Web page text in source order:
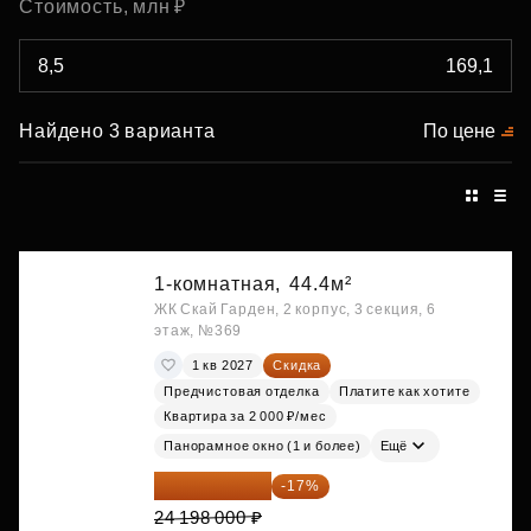
Стоимость, млн ₽
Найдено 3 варианта По цене
1-комнатная, 44.4м²
ЖК Скай Гарден, 2 корпус, 3 секция, 6
этаж, №369
1 кв 2027
Скидка
Предчистовая отделка
Платите как хотите
Квартира за 2 000 ₽/мес
Панорамное окно (1 и более) Ещё
20 084 340 ₽ -17%
24 198 000 ₽